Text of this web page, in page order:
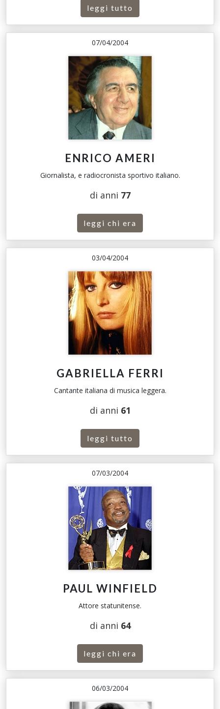
leggi tutto
07/04/2004
ENRICO AMERI
Giornalista, e radiocronista sportivo italiano.
di anni 77
leggi chi era
03/04/2004
GABRIELLA FERRI
Cantante italiana di musica leggera.
di anni 61
leggi tutto
07/03/2004
PAUL WINFIELD
Attore statunitense.
di anni 64
leggi chi era
06/03/2004